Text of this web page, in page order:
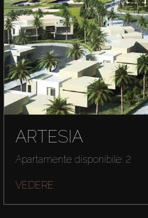
ARTESIA
Apartamente disponibile: 2
VEDERE